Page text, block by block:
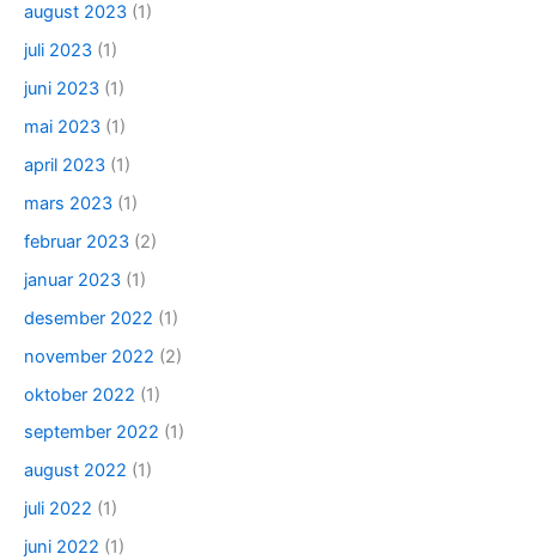
august 2023 (1)
juli 2023 (1)
juni 2023 (1)
mai 2023 (1)
april 2023 (1)
mars 2023 (1)
februar 2023 (2)
januar 2023 (1)
desember 2022 (1)
november 2022 (2)
oktober 2022 (1)
september 2022 (1)
august 2022 (1)
juli 2022 (1)
juni 2022 (1)